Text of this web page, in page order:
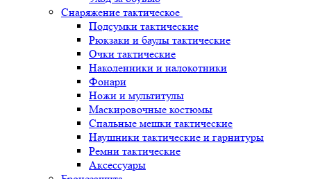
Снаряжение тактическое
Подсумки тактические
Рюкзаки и баулы тактические
Очки тактические
Наколенники и налокотники
Фонари
Ножи и мультитулы
Маскировочные костюмы
Спальные мешки тактические
Наушники тактические и гарнитуры
Ремни тактические
Аксессуары